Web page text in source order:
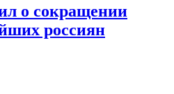
о сокращении
россиян